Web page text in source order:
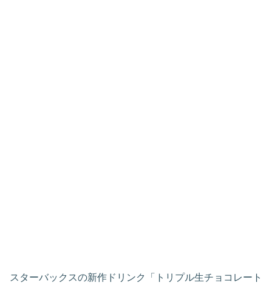
スターバックスの新作ドリンク「トリプル生チョコレート